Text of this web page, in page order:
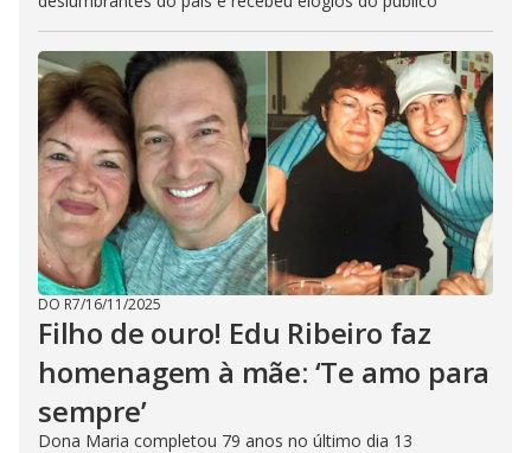
DO R7/16/11/2025
Filho de ouro! Edu Ribeiro faz
homenagem à mãe: ‘Te amo para
sempre’
Dona Maria completou 79 anos no último dia 13